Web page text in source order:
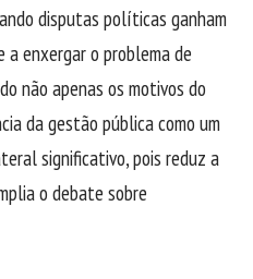
disputas políticas ganham
enxergar o problema de
não apenas os motivos do
da gestão pública como um
significativo, pois reduz a
o debate sobre